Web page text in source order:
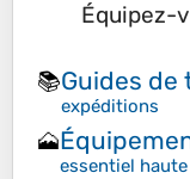
Équipez-
📚Guides de
expéditions
🗻
essentiel